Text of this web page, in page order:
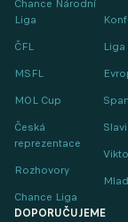
Chance Národní
Liga
ČFL
MSFL
MOL Cup
Česká
reprezentace
Rozhovory
Chance Liga
DOPORUČUJEME